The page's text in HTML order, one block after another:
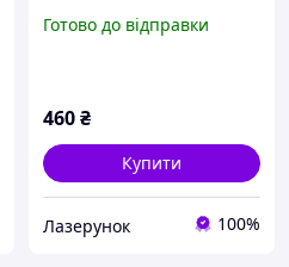
з маркером для
Готово до відправки
460₴
Купити
Лазерунок 100%